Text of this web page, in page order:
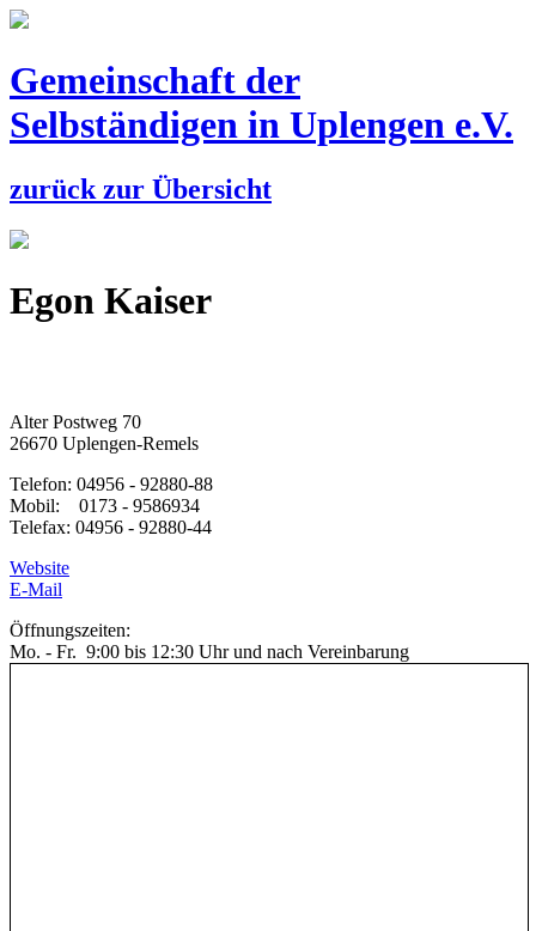
Gemeinschaft der
Selbständigen in Uplengen e.V.
zurück zur Übersicht
Egon Kaiser
Alter Postweg 70
26670 Uplengen-Remels
Telefon: 04956 - 92880-88
Mobil: 0173 - 9586934
Telefax: 04956 - 92880-44
Website
E-Mail
Öffnungszeiten:
Mo. - Fr. 9:00 bis 12:30 Uhr und nach Vereinbarung